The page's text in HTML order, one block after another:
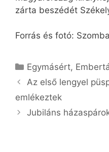
zárta beszédét
Forrás és fotó:
Kategória
Egymásért,
Az első lengyel
emlékeztek
Jubiláns